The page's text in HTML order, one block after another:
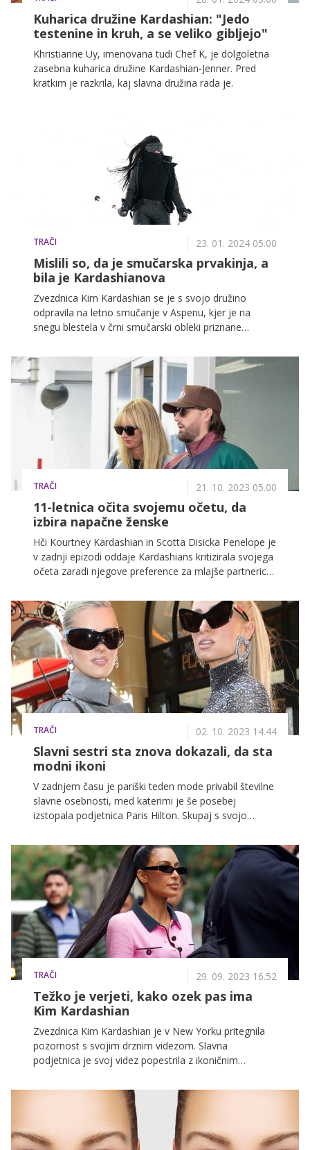
Kuharica družine Kardashian: "Jedo
testenine in kruh, a se veliko gibljejo"
Khristianne Uy, imenovana tudi Chef K, je dolgoletna
zasebna kuharica družine Kardashian-Jenner. Pred
kratkim je razkrila, kaj slavna družina rada je.
TRAČI 23. 01. 2024 05.00
Mislili so, da je smučarska prvakinja, a
bila je Kardashianova
Zvezdnica Kim Kardashian se je s svojo družino
odpravila na letno smučanje v Aspenu, kjer je na
snegu blestela v črni smučarski obleki priznane
je za ikonični videz, ki ga je navdihnila Victoria
Beckham iz leta 2006. Poleg izjemnega videza je
pozornost pritegnila tudi s svojimi odličnimi
smučarskimi sposobnostmi.
TRAČI 21. 10. 2023 05.00
11-letnica očita svojemu očetu, da
izbira napačne ženske
Hči Kourtney Kardashian in Scotta Disicka Penelope je
v zadnji epizodi oddaje Kardashians kritizirala svojega
očeta zaradi njegove preference za mlajše partnerice.
ženskami. Med pogovorom o ljubezenskih izkušnjah
je Penelope izrazila željo po starejši partnerici za
svojega očeta.
TRAČI 02. 10. 2023 14.44
Slavni sestri sta znova dokazali, da sta
modni ikoni
V zadnjem času je pariški teden mode privabil številne
slavne osebnosti, med katerimi je še posebej
izstopala podjetnica Paris Hilton. Skupaj s svojo
delili mnoge trenutke iz zakulisja modnega sveta.
TRAČI 29. 09. 2023 16.52
Težko je verjeti, kako ozek pas ima
Kim Kardashian
Zvezdnica Kim Kardashian je v New Yorku pritegnila
pozornost s svojim drznim videzom. Slavna
podjetnica je svoj videz popestrila z ikoničnim
Nedavno razkritje v slavni družini kaže, da imajo
skupinski klepet, kjer izključujejo Kourtney Kardashian.